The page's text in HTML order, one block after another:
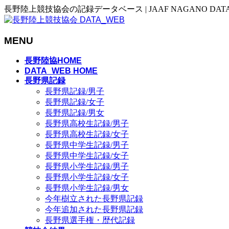
長野陸上競技協会の記録データベース | JAAF NAGANO
MENU
長野陸協HOME
DATA_WEB HOME
長野県記録
長野県記録/男子
長野県記録/女子
長野県記録/男女
長野県高校生記録/男子
長野県高校生記録/女子
長野県中学生記録/男子
長野県中学生記録/女子
長野県小学生記録/男子
長野県小学生記録/女子
長野県小学生記録/男女
今年樹立された長野県記録
今年追加された長野県記録
長野県選手権・歴代記録